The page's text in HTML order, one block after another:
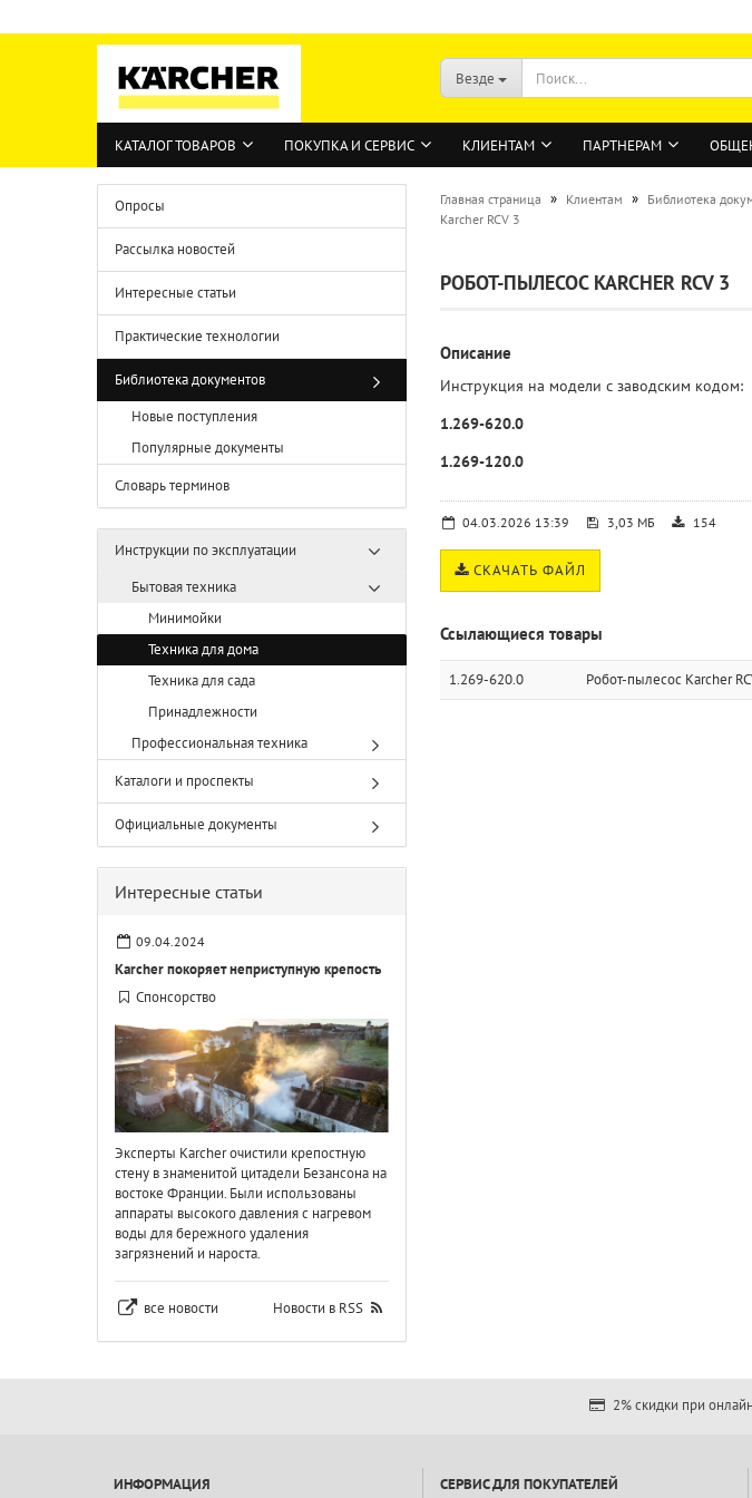
Везде
КАТАЛОГ ТОВАРОВ ПОКУПКА И СЕРВИС КЛИЕНТАМ ПАРТНЕРАМ
Главная страница » Клиентам » Библиотека
Karcher RCV 3
РОБОТ-ПЫЛЕСОС KARCHER RCV 3
Описание
Инструкция на модели с заводским кодом:
1.269-620.0
1.269-120.0
04.03.2026 13:39 3,03 МБ 154
СКАЧАТЬ ФАЙЛ
Ссылающиеся товары
1.269-620.0 Робот-пылесос Karcher
Опросы
Рассылка новостей
Интересные статьи
Практические технологии
Библиотека документов
Новые поступления
Популярные документы
Словарь терминов
Инструкции по эксплуатации
Бытовая техника
Минимойки
Техника для дома
Техника для сада
Принадлежности
Профессиональная техника
Каталоги и проспекты
Официальные документы
Интересные статьи
09.04.2024
Karcher покоряет неприступную крепость
Спонсорство
Эксперты Karcher очистили крепостную
стену в знаменитой цитадели Безансона на
востоке Франции. Были использованы
аппараты высокого давления с нагревом
воды для бережного удаления
загрязнений и нароста.
все новости Новости в RSS
2% скидки при
ИНФОРМАЦИЯ СЕРВИС ДЛЯ ПОКУПАТЕЛЕЙ